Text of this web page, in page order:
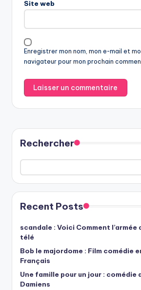
Site web
Enregistrer mon nom, mon e-mail et
navigateur pour mon prochain
Rechercher
Recent Posts
scandale : Voici Comment
télé
Bob le majordome : Film comédie
Français
Une famille pour un jour : comédie
Damiens